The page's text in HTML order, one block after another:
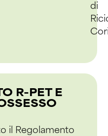
di
R-PET E
il Regolamento